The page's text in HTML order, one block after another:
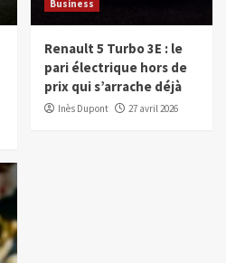
Business
Renault 5 Turbo 3E : le
pari électrique hors de
prix qui s’arrache déjà
Inès Dupont 27 avril 2026